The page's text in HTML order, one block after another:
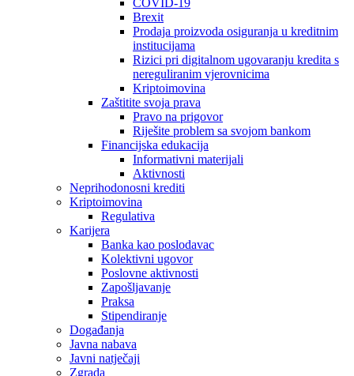
COVID-19
Brexit
Prodaja proizvoda osiguranja u kreditnim
institucijama
Rizici pri digitalnom ugovaranju kredita s
nereguliranim vjerovnicima
Kriptoimovina
Zaštitite svoja prava
Pravo na prigovor
Riješite problem sa svojom bankom
Financijska edukacija
Informativni materijali
Aktivnosti
Neprihodonosni krediti
Kriptoimovina
Regulativa
Karijera
Banka kao poslodavac
Kolektivni ugovor
Poslovne aktivnosti
Zapošljavanje
Praksa
Stipendiranje
Događanja
Javna nabava
Javni natječaji
Zgrada